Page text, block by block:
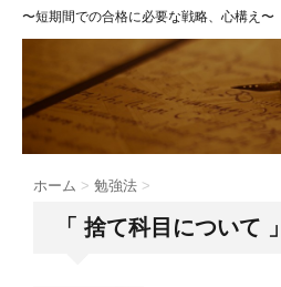
〜短期間での合格に必要な戦略、心構え〜
ホーム > 勉強法 >
「 捨て科目について